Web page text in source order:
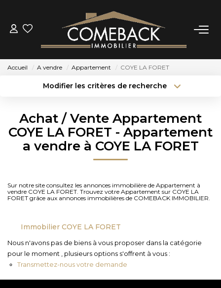
ACHETER
NOTRE AGENCE
CONTACT
Accueil A vendre Appartement COYE LA FORET
Modifier les critères de recherche
Sélectionnez...
Type de bien
Surface min
Budget max Plus de critères
Achat / Vente Appartement
COYE LA FORET - Appartement
a vendre à COYE LA FORET
Sur notre site consultez les annonces immobilière de Appartement à
vendre COYE LA FORET. Trouvez votre Appartement sur COYE LA
FORET grâce aux annonces immobilières de COMEBACK IMMOBILIER.
Immobilier COYE LA FORET
Nous n'avons pas de biens à vous proposer dans la catégorie
pour le moment , plusieurs options s'offrent à vous :
Transmettez-nous votre demande